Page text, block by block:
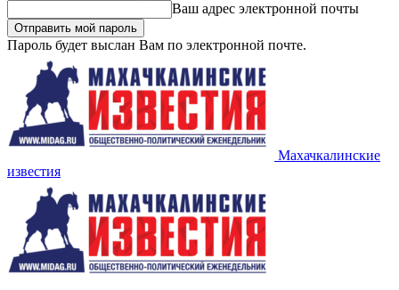
Ваш адрес электронной почты
Пароль будет выслан Вам по электронной почте.
Махачкалинские
известия